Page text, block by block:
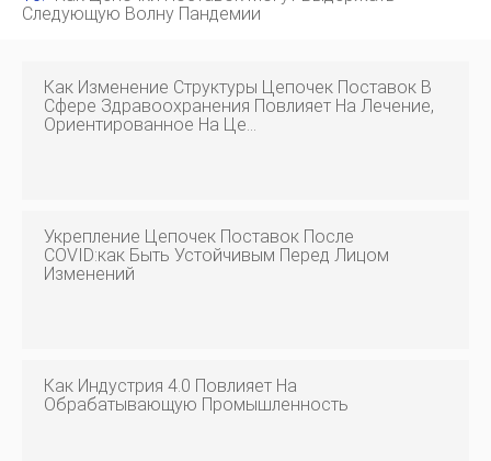
Следующую Волну Пандемии
Как Изменение Структуры Цепочек Поставок В
Сфере Здравоохранения Повлияет На Лечение,
Ориентированное На Це…
Укрепление Цепочек Поставок После
COVID:как Быть Устойчивым Перед Лицом
Изменений
Как Индустрия 4.0 Повлияет На
Обрабатывающую Промышленность